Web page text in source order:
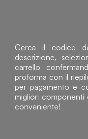
Cerca il codice
descrizione,
carrello
proforma con il
per pagamento e
migliori componenti
conveniente!